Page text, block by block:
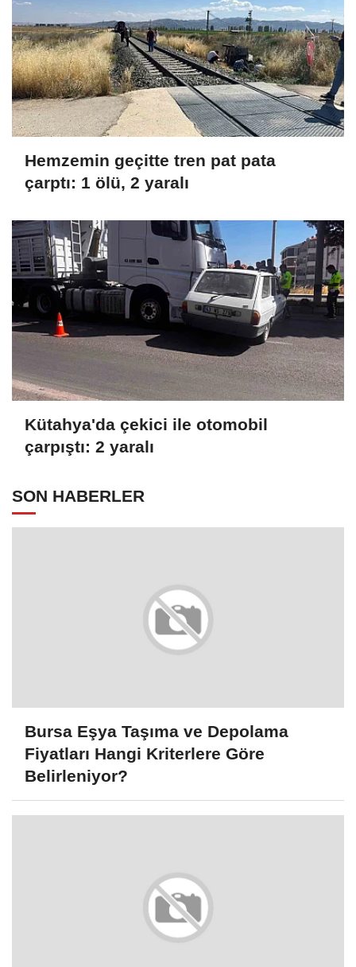
Hemzemin geçitte tren pat pata
çarptı: 1 ölü, 2 yaralı
Kütahya'da çekici ile otomobil
çarpıştı: 2 yaralı
SON HABERLER
Bursa Eşya Taşıma ve Depolama
Fiyatları Hangi Kriterlere Göre
Belirleniyor?